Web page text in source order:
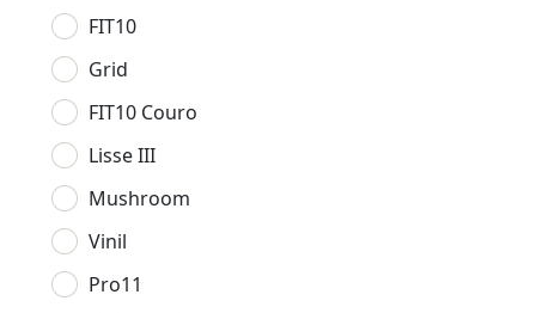
FIT10
Grid
FIT10 Couro
Lisse III
Mushroom
Vinil
Pro11